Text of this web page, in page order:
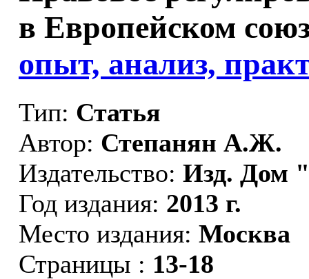
в Европейском
опыт, анализ,
Тип: Статья
Автор: Степанян А.Ж.
Издательство: Изд. Дом
Год издания: 2013 г.
Место издания: Москва
Страницы : 13-18